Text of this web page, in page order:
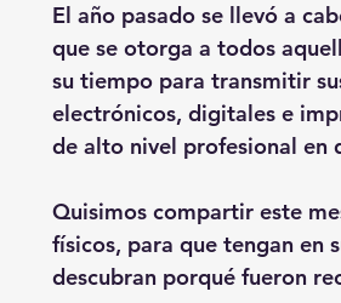
El año pasado se llevó a
que se otorga a todos
su tiempo para transmitir
electrónicos, digitales e
de alto nivel profesional en
Quisimos compartir este
físicos, para que tengan en
descubran porqué fueron